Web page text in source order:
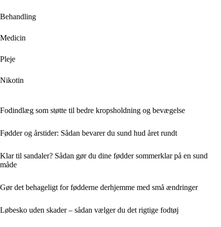
Behandling
Medicin
Pleje
Nikotin
Fodindlæg som støtte til bedre kropsholdning og bevægelse
Fødder og årstider: Sådan bevarer du sund hud året rundt
Klar til sandaler? Sådan gør du dine fødder sommerklar på en sund
måde
Gør det behageligt for fødderne derhjemme med små ændringer
Løbesko uden skader – sådan vælger du det rigtige fodtøj